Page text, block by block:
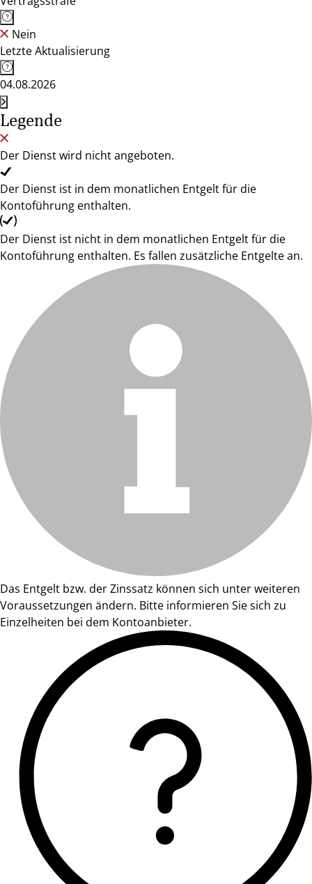
Nein
Letzte Aktualisierung
04.08.2026
Legende
Der Dienst wird nicht angeboten.
Der Dienst ist in dem monatlichen Entgelt für die
Kontoführung enthalten.
Der Dienst ist nicht in dem monatlichen Entgelt für die
Kontoführung enthalten. Es fallen zusätzliche Entgelte an.
Das Entgelt bzw. der Zinssatz können sich unter weiteren
Voraussetzungen ändern. Bitte informieren Sie sich zu
Einzelheiten bei dem Kontoanbieter.